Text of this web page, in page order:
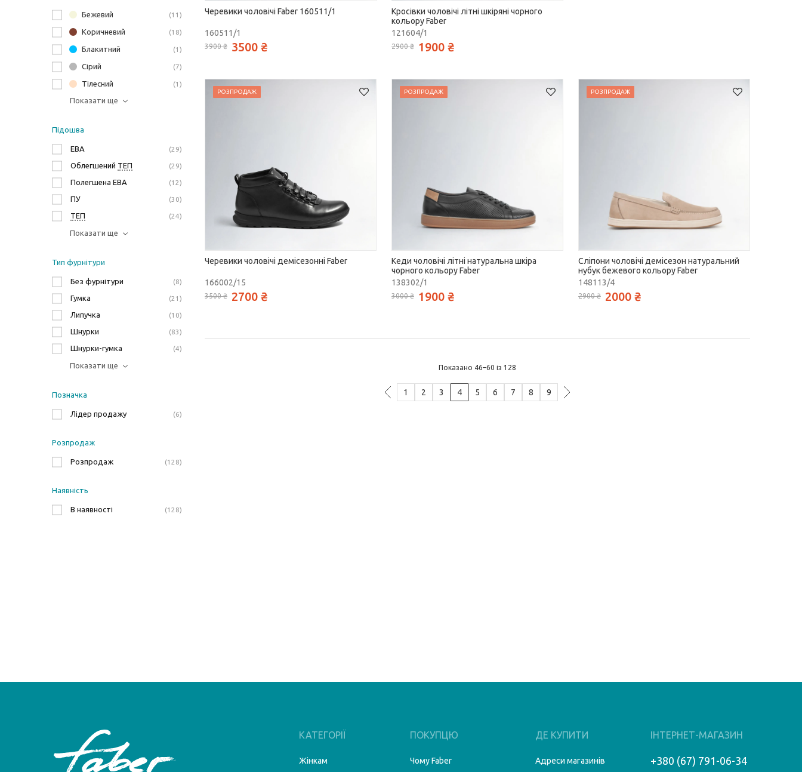
Бежевий 11
Коричневий 18
Блакитний 1
Сірий 7
Тілесний 1
Показати ще
Підошва
ЕВА 29
Облегшений ТЕП 29
Полегшена ЕВА 12
ПУ 30
ТЕП 24
Показати ще
Тип фурнітури
Без фурнітури 8
Гумка 21
Липучка 10
Шнурки 83
Шнурки-гумка 4
Показати ще
Позначка
Лідер продажу 6
Розпродаж
Розпродаж 128
Наявність
В наявності 128
Черевики чоловічі Faber 160511/1
160511/1
3900 ₴ 3500 ₴
Кросівки чоловічі літні шкіряні чорного
кольору Faber
121604/1
2900 ₴ 1900 ₴
РОЗПРОДАЖ
Черевики чоловічі демісезонні Faber
166002/15
3500 ₴ 2700 ₴
РОЗПРОДАЖ
Кеди чоловічі літні натуральна шкіра
чорного кольору Faber
138302/1
3000 ₴ 1900 ₴
РОЗПРОДАЖ
Сліпони чоловічі демісезон натуральний
нубук бежевого кольору Faber
148113/4
2900 ₴ 2000 ₴
Показано 46–60 із 128
1 2 3 4 5 6 7 8 9
КАТЕГОРІЇ
Жінкам
ПОКУПЦЮ
Чому Faber
ДЕ КУПИТИ
Адреси магазинів
ІНТЕРНЕТ-МАГАЗИН
+380 (67) 791-06-34